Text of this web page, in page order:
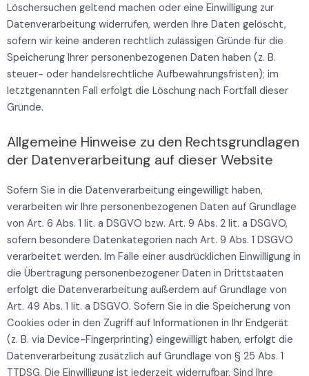
Löschersuchen geltend machen oder eine Einwilligung zur
Datenverarbeitung widerrufen, werden Ihre Daten gelöscht,
sofern wir keine anderen rechtlich zulässigen Gründe für die
Speicherung Ihrer personenbezogenen Daten haben (z. B.
steuer- oder handelsrechtliche Aufbewahrungsfristen); im
letztgenannten Fall erfolgt die Löschung nach Fortfall dieser
Gründe.
Allgemeine Hinweise zu den Rechtsgrundlagen
der Datenverarbeitung auf dieser Website
Sofern Sie in die Datenverarbeitung eingewilligt haben,
verarbeiten wir Ihre personenbezogenen Daten auf Grundlage
von Art. 6 Abs. 1 lit. a DSGVO bzw. Art. 9 Abs. 2 lit. a DSGVO,
sofern besondere Datenkategorien nach Art. 9 Abs. 1 DSGVO
verarbeitet werden. Im Falle einer ausdrücklichen Einwilligung in
die Übertragung personenbezogener Daten in Drittstaaten
erfolgt die Datenverarbeitung außerdem auf Grundlage von
Art. 49 Abs. 1 lit. a DSGVO. Sofern Sie in die Speicherung von
Cookies oder in den Zugriff auf Informationen in Ihr Endgerät
(z. B. via Device-Fingerprinting) eingewilligt haben, erfolgt die
Datenverarbeitung zusätzlich auf Grundlage von § 25 Abs. 1
TTDSG. Die Einwilligung ist jederzeit widerrufbar. Sind Ihre